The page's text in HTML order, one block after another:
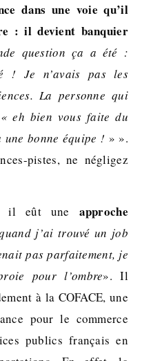
dans une voie qu’il
: il devient banquier
question ça a été :
! Je n’avais pas les
La personne qui
eh bien vous faite du
bonne équipe ! » ».
pistes, ne négligez
il eût une approche
j’ai trouvé un job
pas parfaitement, je
pour l’ombre». Il
à la COFACE, une
pour le commerce
publics français en